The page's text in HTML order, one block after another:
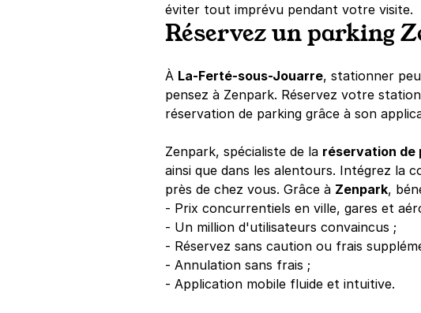
éviter tout imprévu pendant votre visite.
Réservez un parking
À La-Ferté-sous-Jouarre, stationner
pensez à Zenpark. Réservez votre
réservation de parking grâce à son
Zenpark, spécialiste de la réservation de
ainsi que dans les alentours. Intégrez la
près de chez vous. Grâce à Zenpark,
- Prix concurrentiels en ville, gares et
- Un million d'utilisateurs convaincus ;
- Réservez sans caution ou frais
- Annulation sans frais ;
- Application mobile fluide et intuitive.